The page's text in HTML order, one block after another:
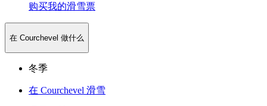
购买我的滑雪票
在 Courchevel 做什么
冬季
在 Courchevel 滑雪